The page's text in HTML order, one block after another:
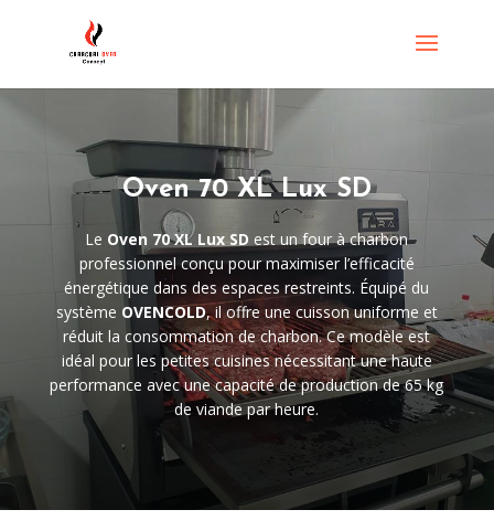
Oven 70 XL Lux SD
Le Oven 70 XL Lux SD est un four à charbon
professionnel conçu pour maximiser l’efficacité
énergétique dans des espaces restreints. Équipé du
système OVENCOLD, il offre une cuisson uniforme et
réduit la consommation de charbon. Ce modèle est
idéal pour les petites cuisines nécessitant une haute
performance avec une capacité de production de 65 kg
de viande par heure.